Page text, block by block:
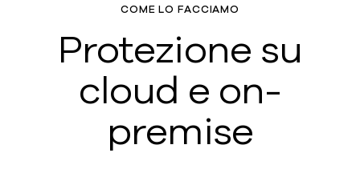
COME LO FACCIAMO
Protezione su
cloud e on-
premise